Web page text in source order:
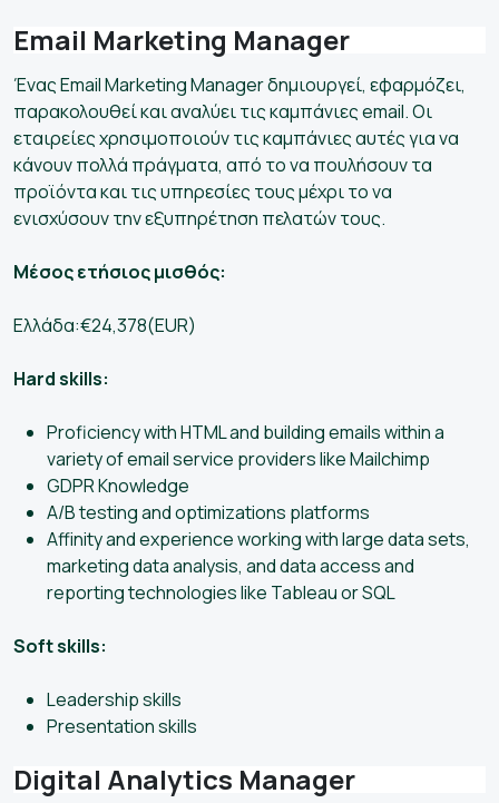
Email Marketing Manager
Ένας Email Marketing Manager δημιουργεί, εφαρμόζει,
παρακολουθεί και αναλύει τις καμπάνιες email. Οι
εταιρείες χρησιμοποιούν τις καμπάνιες αυτές για να
κάνουν πολλά πράγματα, από το να πουλήσουν τα
προϊόντα και τις υπηρεσίες τους μέχρι το να
ενισχύσουν την εξυπηρέτηση πελατών τους.
Μέσος ετήσιος μισθός:
Ελλάδα:€24,378(EUR)
Hard skills:
Proficiency with HTML and building emails within a
variety of email service providers like Mailchimp
GDPR Knowledge
A/B testing and optimizations platforms
Affinity and experience working with large data sets,
marketing data analysis, and data access and
reporting technologies like Tableau or SQL
Soft skills:
Leadership skills
Presentation skills
Digital Analytics Manager